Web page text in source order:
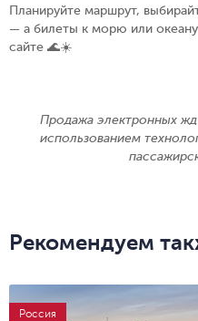
Планируйте маршрут,
— а билеты к морю или
сайте 🌊☀️
Продажа электронных
использованием
Рекомендуем
Россия